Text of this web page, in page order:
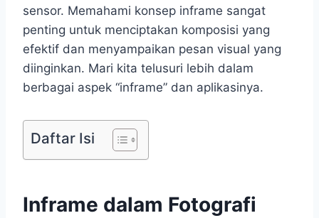
sensor. Memahami konsep inframe sangat
penting untuk menciptakan komposisi yang
efektif dan menyampaikan pesan visual yang
diinginkan. Mari kita telusuri lebih dalam
berbagai aspek “inframe” dan aplikasinya.
Daftar Isi
Inframe dalam Fotografi